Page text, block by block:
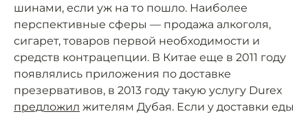
шинами, если уж на то пошло. Наиболее
перспективные сферы — продажа алкоголя,
сигарет, товаров первой необходимости и
средств контрацепции. В Китае еще в 2011 году
появлялись приложения по доставке
презервативов, в 2013 году такую услугу Durex
предложил жителям Дубая. Если у доставки еды